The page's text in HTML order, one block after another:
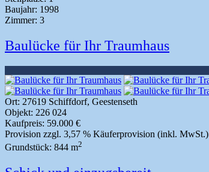
Baujahr: 1998
Zimmer: 3
Baulücke für Ihr Traumhaus
Ort: 27619 Schiffdorf, Geestenseth
Objekt: 226 024
Kaufpreis: 59.000 €
Provision zzgl. 3,57 % Käuferprovision (inkl. MwSt.)
Grundstück: 844 m2